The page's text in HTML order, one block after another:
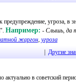
предупреждение, угроза, в
. Например: - Слышь, да
жаргон, угроза
Другие
актуально в советский